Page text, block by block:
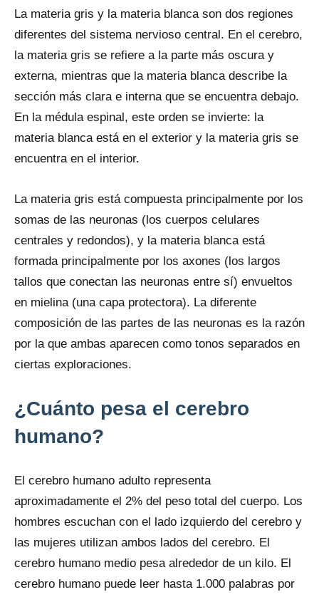
La materia gris y la materia blanca son dos regiones
diferentes del sistema nervioso central. En el cerebro,
la materia gris se refiere a la parte más oscura y
externa, mientras que la materia blanca describe la
sección más clara e interna que se encuentra debajo.
En la médula espinal, este orden se invierte: la
materia blanca está en el exterior y la materia gris se
encuentra en el interior.
La materia gris está compuesta principalmente por los
somas de las neuronas (los cuerpos celulares
centrales y redondos), y la materia blanca está
formada principalmente por los axones (los largos
tallos que conectan las neuronas entre sí) envueltos
en mielina (una capa protectora). La diferente
composición de las partes de las neuronas es la razón
por la que ambas aparecen como tonos separados en
ciertas exploraciones.
¿Cuánto pesa el cerebro
humano?
El cerebro humano adulto representa
aproximadamente el 2% del peso total del cuerpo. Los
hombres escuchan con el lado izquierdo del cerebro y
las mujeres utilizan ambos lados del cerebro. El
cerebro humano medio pesa alrededor de un kilo. El
cerebro humano puede leer hasta 1.000 palabras por